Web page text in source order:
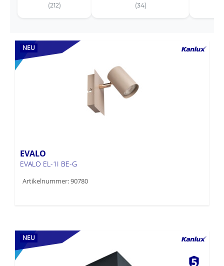
(212) (34)
NEU
EVALO
EVALO EL-1I BE-G
Artikelnummer: 90780
NEU